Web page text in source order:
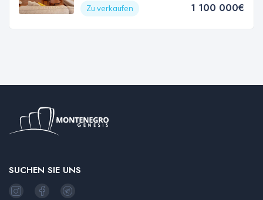
Zu verkaufen
1 100 000€
SUCHEN SIE UNS